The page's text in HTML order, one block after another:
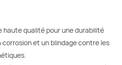
qualité pour une durabilité
et un blindage contre les